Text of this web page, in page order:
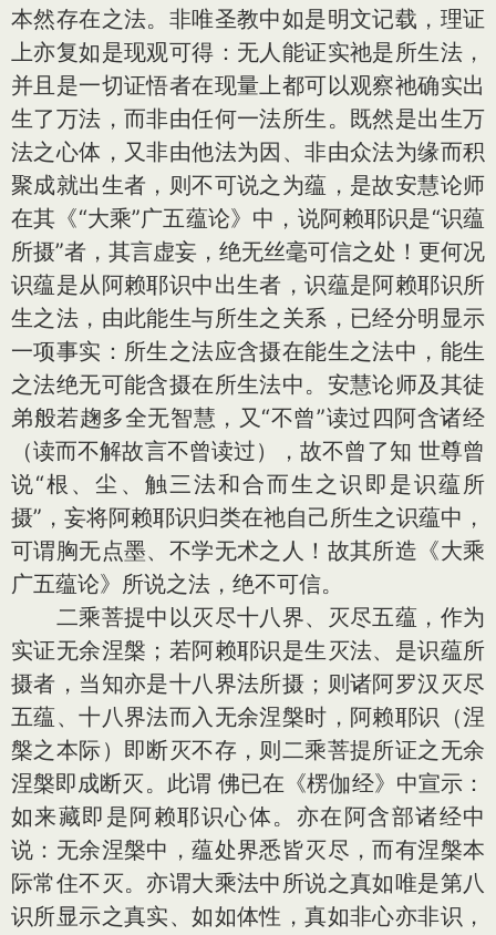
本然存在之法。非唯圣教中如是明文记载，理证
上亦复如是现观可得：无人能证实祂是所生法，
并且是一切证悟者在现量上都可以观察祂确实出
生了万法，而非由任何一法所生。既然是出生万
法之心体，又非由他法为因、非由众法为缘而积
聚成就出生者，则不可说之为蕴，是故安慧论师
在其《“大乘”广五蕴论》中，说阿赖耶识是“识蕴
所摄”者，其言虚妄，绝无丝毫可信之处！更何况
识蕴是从阿赖耶识中出生者，识蕴是阿赖耶识所
生之法，由此能生与所生之关系，已经分明显示
一项事实：所生之法应含摄在能生之法中，能生
之法绝无可能含摄在所生法中。安慧论师及其徒
弟般若趜多全无智慧，又“不曾”读过四阿含诸经
（读而不解故言不曾读过），故不曾了知 世尊曾
说“根、尘、触三法和合而生之识即是识蕴所
摄”，妄将阿赖耶识归类在祂自己所生之识蕴中，
可谓胸无点墨、不学无术之人！故其所造《大乘
广五蕴论》所说之法，绝不可信。
二乘菩提中以灭尽十八界、灭尽五蕴，作为
实证无余涅槃；若阿赖耶识是生灭法、是识蕴所
摄者，当知亦是十八界法所摄；则诸阿罗汉灭尽
五蕴、十八界法而入无余涅槃时，阿赖耶识（涅
槃之本际）即断灭不存，则二乘菩提所证之无余
涅槃即成断灭。此谓 佛已在《楞伽经》中宣示：
如来藏即是阿赖耶识心体。亦在阿含部诸经中
说：无余涅槃中，蕴处界悉皆灭尽，而有涅槃本
际常住不灭。亦谓大乘法中所说之真如唯是第八
识所显示之真实、如如体性，真如非心亦非识，